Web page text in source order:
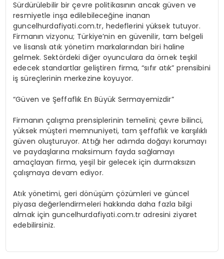
Sürdürülebilir bir çevre politikasının ancak güven ve
resmiyetle inşa edilebileceğine inanan
guncelhurdafiyati.com.tr, hedeflerini yüksek tutuyor.
Firmanın vizyonu; Türkiye’nin en güvenilir, tam belgeli
ve lisanslı atık yönetim markalarından biri haline
gelmek. Sektördeki diğer oyunculara da örnek teşkil
edecek standartlar geliştiren firma, “sıfır atık” prensibini
iş süreçlerinin merkezine koyuyor.
“Güven ve Şeffaflık En Büyük Sermayemizdir”
Firmanın çalışma prensiplerinin temelini; çevre bilinci,
yüksek müşteri memnuniyeti, tam şeffaflık ve karşılıklı
güven oluşturuyor. Attığı her adımda doğayı korumayı
ve paydaşlarına maksimum fayda sağlamayı
amaçlayan firma, yeşil bir gelecek için durmaksızın
çalışmaya devam ediyor.
Atık yönetimi, geri dönüşüm çözümleri ve güncel
piyasa değerlendirmeleri hakkında daha fazla bilgi
almak için guncelhurdafiyati.com.tr adresini ziyaret
edebilirsiniz.